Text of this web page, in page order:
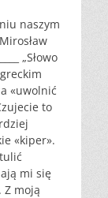
naszym
„Słowo
«uwolnić
to
«kiper».
mi się
Z moją